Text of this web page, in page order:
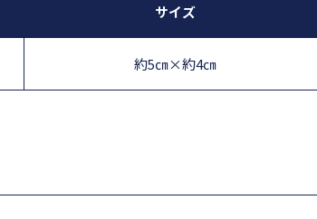
サイズ
約5㎝×約4㎝